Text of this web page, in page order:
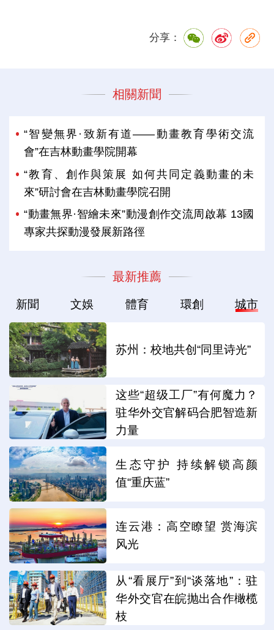
分享：
相關新聞
“智變無界·致新有道——動畫教育學術交流
會”在吉林動畫學院開幕
“教育、創作與策展 如何共同定義動畫的未
來”研討會在吉林動畫學院召開
“動畫無界·智繪未來”動漫創作交流周啟幕 13國
專家共探動漫發展新路徑
最新推薦
新聞 文娛 體育 環創 城市
苏州：校地共创“同里诗光”
这些“超级工厂”有何魔力？
驻华外交官解码合肥智造新
力量
生态守护 持续解锁高颜
值“重庆蓝”
连云港：高空瞭望 赏海滨
风光
从“看展厅”到“谈落地”：驻
华外交官在皖抛出合作橄榄
枝